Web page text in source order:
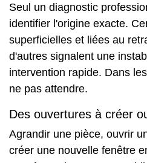
Seul un diagnostic
identifier l'origine exacte.
superficielles et liées au
d'autres signalent une
intervention rapide. Dans
ne pas attendre.
Des ouvertures à créer
Agrandir une pièce, ouvrir
créer une nouvelle fenêtre